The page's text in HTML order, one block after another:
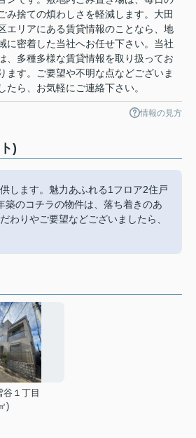
み捨ての煩わしさを軽減します。大田
エリアにある賃貸情報のことなら、地
に密着した当社へお任せ下さい。当社
、多種多様な賃貸情報を取り扱ってお
ります。ご要望や不明な点などございま
したら、お気軽にご連絡下さい。
情報の見方
)
します。魅力あふれる1フロア2住戸
のコチラの物件は、落ち着きのあ
わりやご要望などございましたら、
谷１丁目
)